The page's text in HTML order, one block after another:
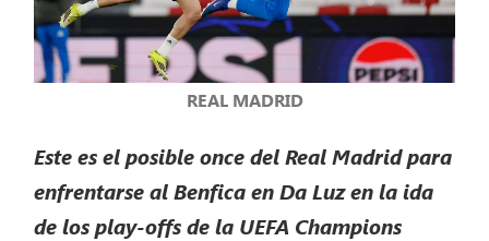
REAL MADRID
Este es el posible once del Real Madrid para
enfrentarse al Benfica en Da Luz en la ida
de los play-offs de la UEFA Champions